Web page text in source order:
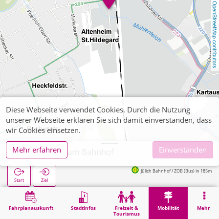
OpenStreetMap contributors
Fahrplanauskunft Stadtinfos
Freizeit &
Tourismus
Mobilität Mehr
Jülich, Kiosk am Bahnhof
Start Ziel
Jülich Bahnhof / ZOB (Bus) in 185m
Mobilität Jülich, Kiosk am Bahnhof
Diese Webseite verwendet Cookies. Durch die Nutzung
unserer Webseite erklären Sie sich damit einverstanden, dass
wir Cookies einsetzen.
Mehr erfahren
Einverstanden